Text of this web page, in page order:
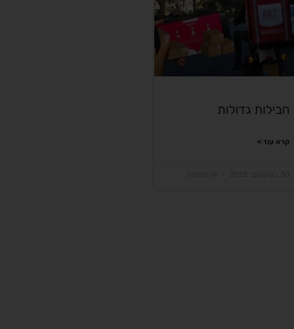
חבילות גדולות
קרא עוד »